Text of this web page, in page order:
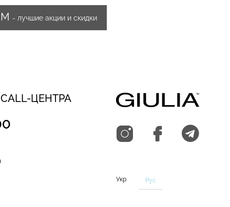
- лучшие акции и скидки
ЦЕНТРА
Укр Рус